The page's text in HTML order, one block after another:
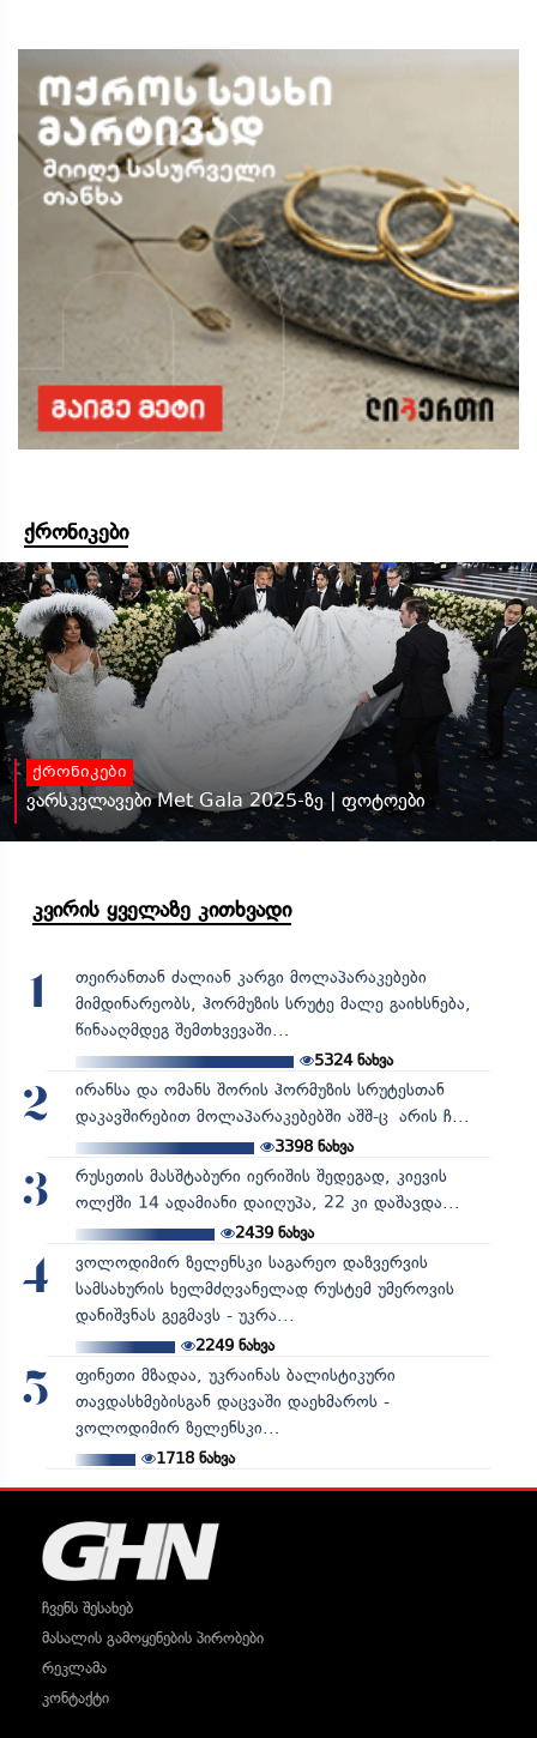
ქრონიკები
ქრონიკები
ვარსკვლავები Met Gala 2025-ზე | ფოტოები
კვირის ყველაზე კითხვადი
1
თეირანთან ძალიან კარგი მოლაპარაკებები
მიმდინარეობს, ჰორმუზის სრუტე მალე გაიხსნება,
წინააღმდეგ შემთხვევაში...
5324ნახვა
2
ირანსა და ომანს შორის ჰორმუზის სრუტესთან
დაკავშირებით მოლაპარაკებებში აშშ-ც არის ჩ...
3398ნახვა
3
რუსეთის მასშტაბური იერიშის შედეგად, კიევის
ოლქში 14 ადამიანი დაიღუპა, 22 კი დაშავდა...
2439ნახვა
4
ვოლოდიმირ ზელენსკი საგარეო დაზვერვის
სამსახურის ხელმძღვანელად რუსტემ უმეროვის
დანიშვნას გეგმავს - უკრა...
2249ნახვა
5
ფინეთი მზადაა, უკრაინას ბალისტიკური
თავდასხმებისგან დაცვაში დაეხმაროს -
ვოლოდიმირ ზელენსკი...
1718ნახვა
ჩვენს შესახებ
მასალის გამოყენების პირობები
რეკლამა
კონტაქტი